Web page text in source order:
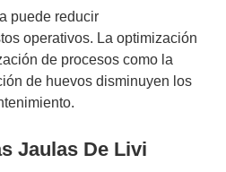
puede reducir
operativos. La optimización
de procesos como la
de huevos disminuyen los
Jaulas De Livi